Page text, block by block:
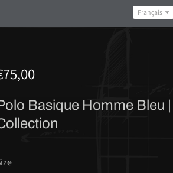
Langue
Français
Basique Homme Bleu |